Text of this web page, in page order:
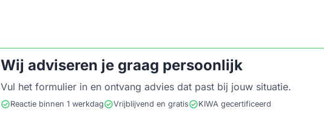
Wij adviseren je graag persoonlijk
Vul het formulier in en ontvang advies dat past bij jouw situatie.
check_circleReactie binnen 1 werkdagcheck_circleVrijblijvend en gratischeck_circleKIWA gecertificeerd